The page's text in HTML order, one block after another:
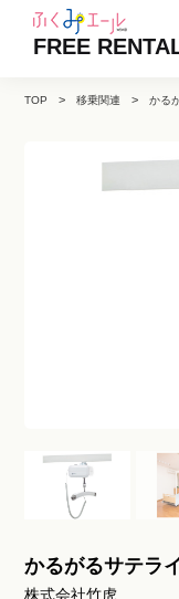
FREE
TOP 移乗関連 かる
かるがるサテラ
株式会社竹虎